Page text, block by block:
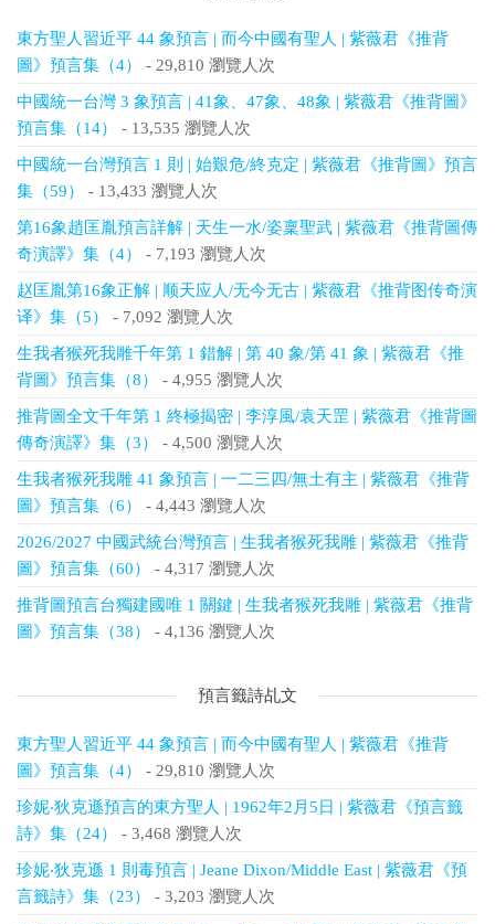
東方聖人習近平 44 象預言 | 而今中國有聖人 | 紫薇君《推背
圖》預言集（4）
- 29,810 瀏覽人次
中國統一台灣 3 象預言 | 41象、47象、48象 | 紫薇君《推背圖》
預言集（14）
- 13,535 瀏覽人次
中國統一台灣預言 1 則 | 始艱危/終克定 | 紫薇君《推背圖》預言
集（59）
- 13,433 瀏覽人次
第16象趙匡胤預言詳解 | 天生一水/姿稟聖武 | 紫薇君《推背圖傳
奇演譯》集（4）
- 7,193 瀏覽人次
赵匡胤第16象正解 | 顺天应人/无今无古 | 紫薇君《推背图传奇演
译》集（5）
- 7,092 瀏覽人次
生我者猴死我雕千年第 1 錯解 | 第 40 象/第 41 象 | 紫薇君《推
背圖》預言集（8）
- 4,955 瀏覽人次
推背圖全文千年第 1 終極揭密 | 李淳風/袁天罡 | 紫薇君《推背圖
傳奇演譯》集（3）
- 4,500 瀏覽人次
生我者猴死我雕 41 象預言 | 一二三四/無土有主 | 紫薇君《推背
圖》預言集（6）
- 4,443 瀏覽人次
2026/2027 中國武統台灣預言 | 生我者猴死我雕 | 紫薇君《推背
圖》預言集（60）
- 4,317 瀏覽人次
推背圖預言台獨建國唯 1 關鍵 | 生我者猴死我雕 | 紫薇君《推背
圖》預言集（38）
- 4,136 瀏覽人次
預言籤詩乩文
東方聖人習近平 44 象預言 | 而今中國有聖人 | 紫薇君《推背
圖》預言集（4）
- 29,810 瀏覽人次
珍妮‧狄克遜預言的東方聖人 | 1962年2月5日 | 紫薇君《預言籤
詩》集（24）
- 3,468 瀏覽人次
珍妮‧狄克遜 1 則毒預言 | Jeane Dixon/Middle East | 紫薇君《預
言籤詩》集（23）
- 3,203 瀏覽人次